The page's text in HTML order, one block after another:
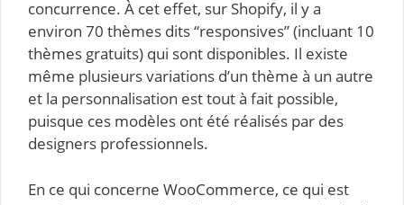
concurrence. À cet effet, sur Shopify, il y a
environ 70 thèmes dits “responsives” (incluant 10
thèmes gratuits) qui sont disponibles. Il existe
même plusieurs variations d’un thème à un autre
et la personnalisation est tout à fait possible,
puisque ces modèles ont été réalisés par des
designers professionnels.
En ce qui concerne WooCommerce, ce qui est